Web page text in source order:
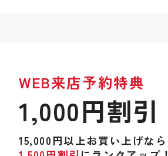
WEB来店予約特典
1,000円割引
15,000円以上お買い上げなら